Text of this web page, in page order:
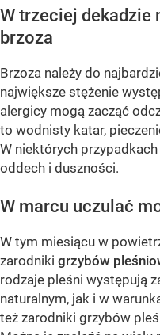
W trzeciej dekadzie
brzoza
Brzoza należy do
największe stężenie
alergicy mogą zacząć
to wodnisty katar,
W niektórych
oddech i duszności.
W marcu uczulać
W tym miesiącu w
zarodniki grzybów
rodzaje pleśni występują
naturalnym, jak i w
też zarodniki grzybów